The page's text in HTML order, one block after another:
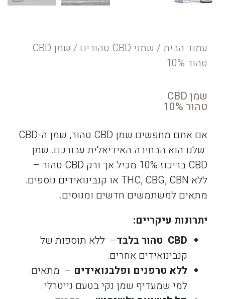
עמוד הבית/ שמני CBD טהורים
/ שמן CBD
טהור 10%
שמן CBD
טהור 10%
אם אתם מחפשים שמן CBD טהור, שמן ה-CBD
שלנו הוא הבחירה האידיאלית עבורכם. שמן
CBD בריכוז 10% מכיל אך ורק CBD טהור –
ללא THC, CBG, CBN או קנבינואידים נוספים.
מתאים למשתמשים חדשים ומנוסים.
יתרונות עיקריים:
CBD טהור בלבד– ללא תוספות של
קנבינואידים אחרים.
ללא טרפנים ופלבנואידים – מתאים
למי שמעדיף שמן נקי בטעם נייטרלי.